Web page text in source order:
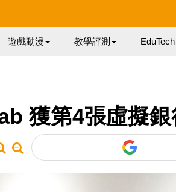
遊戲動漫 教學評測 EduTech
獲第4張虛擬